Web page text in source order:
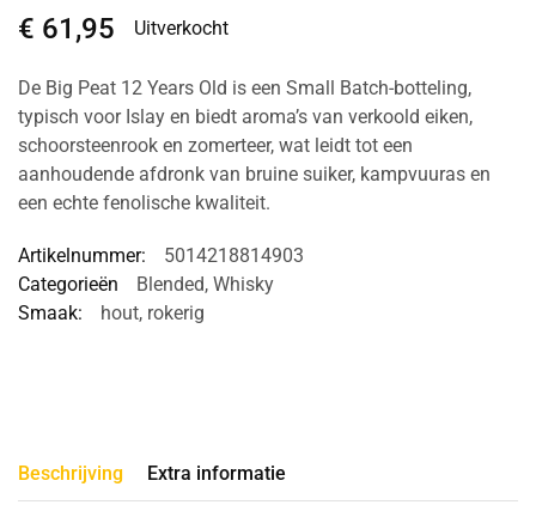
€ 61,95 Uitverkocht
De Big Peat 12 Years Old is een Small Batch-botteling,
typisch voor Islay en biedt aroma’s van verkoold eiken,
schoorsteenrook en zomerteer, wat leidt tot een
aanhoudende afdronk van bruine suiker, kampvuuras en
een echte fenolische kwaliteit.
Artikelnummer:
5014218814903
Categorieën
Blended, Whisky
Smaak:
hout, rokerig
Beschrijving Extra informatie